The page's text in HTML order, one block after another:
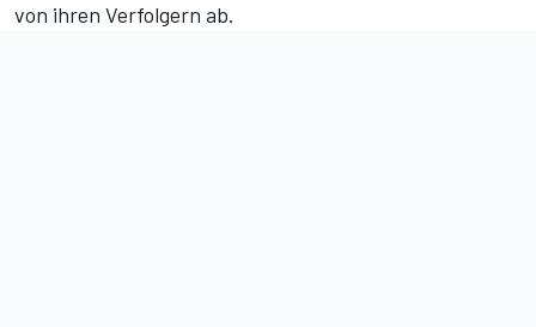
von ihren Verfolgern ab.